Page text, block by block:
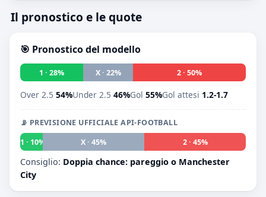
Il pronostico e le quote
🎯 Pronostico del modello
1 · 28% X · 22% 2 · 50%
Over 2.5 54%Under 2.5 46%Gol 55%Gol attesi 1.2-1.7
📡 PREVISIONE UFFICIALE API-FOOTBALL
1 · 10%
X · 45% 2 · 45%
Consiglio: Doppia chance: pareggio o Manchester
City